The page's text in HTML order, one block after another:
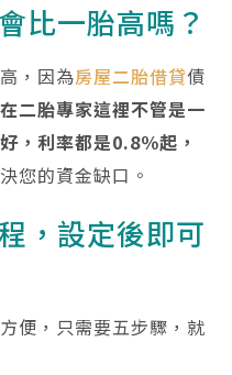
比一胎高嗎？
，因為房屋二胎借貸債
在二胎專家這裡不管是一
，利率都是0.8％起，
您的資金缺口。
，設定後即可
便，只需要五步驟，就